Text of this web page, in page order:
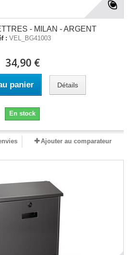
- MILAN - ARGENT
: VEL_BG41003
34,90 €
panier Détails
En stock
Ajouter au comparateur